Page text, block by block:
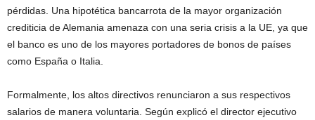
pérdidas. Una hipotética bancarrota de la mayor organización
crediticia de Alemania amenaza con una seria crisis a la UE, ya que
el banco es uno de los mayores portadores de bonos de países
como España o Italia.
Formalmente, los altos directivos renunciaron a sus respectivos
salarios de manera voluntaria. Según explicó el director ejecutivo